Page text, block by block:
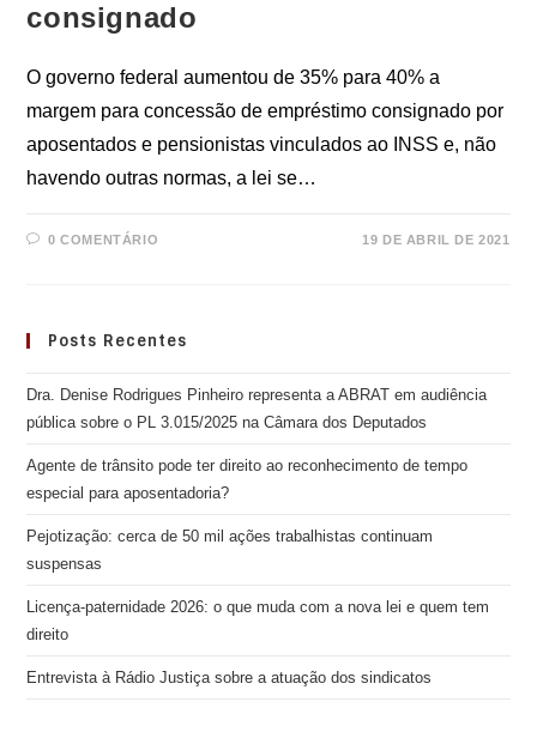
consignado
O governo federal aumentou de 35% para 40% a
margem para concessão de empréstimo consignado por
aposentados e pensionistas vinculados ao INSS e, não
havendo outras normas, a lei se…
0 COMENTÁRIO 19 DE ABRIL DE 2021
Posts Recentes
Dra. Denise Rodrigues Pinheiro representa a ABRAT em audiência
pública sobre o PL 3.015/2025 na Câmara dos Deputados
Agente de trânsito pode ter direito ao reconhecimento de tempo
especial para aposentadoria?
Pejotização: cerca de 50 mil ações trabalhistas continuam
suspensas
Licença-paternidade 2026: o que muda com a nova lei e quem tem
direito
Entrevista à Rádio Justiça sobre a atuação dos sindicatos